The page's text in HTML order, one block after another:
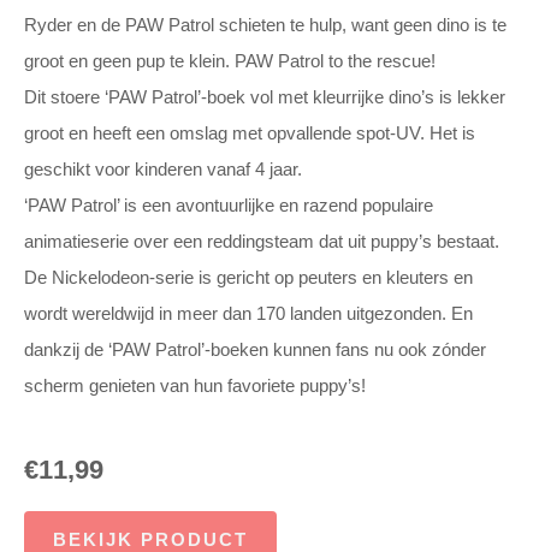
Ryder en de PAW Patrol schieten te hulp, want geen dino is te
groot en geen pup te klein. PAW Patrol to the rescue!
Dit stoere ‘PAW Patrol’-boek vol met kleurrijke dino’s is lekker
groot en heeft een omslag met opvallende spot-UV. Het is
geschikt voor kinderen vanaf 4 jaar.
‘PAW Patrol’ is een avontuurlijke en razend populaire
animatieserie over een reddingsteam dat uit puppy’s bestaat.
De Nickelodeon-serie is gericht op peuters en kleuters en
wordt wereldwijd in meer dan 170 landen uitgezonden. En
dankzij de ‘PAW Patrol’-boeken kunnen fans nu ook zónder
scherm genieten van hun favoriete puppy’s!
€11,99
BEKIJK PRODUCT